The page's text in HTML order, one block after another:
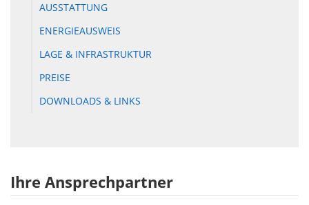
AUSSTATTUNG
ENERGIEAUSWEIS
LAGE & INFRASTRUKTUR
PREISE
DOWNLOADS & LINKS
Ihre Ansprechpartner